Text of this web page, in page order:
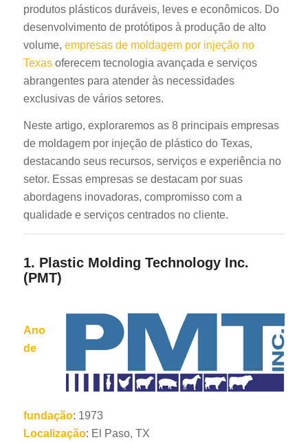
produtos plásticos duráveis, leves e econômicos. Do
desenvolvimento de protótipos à produção de alto
volume, empresas de moldagem por injeção no
Texasoferecem tecnologia avançada e serviços
abrangentes para atender às necessidades
exclusivas de vários setores.
Neste artigo, exploraremos as 8 principais empresas
de moldagem por injeção de plástico do Texas,
destacando seus recursos, serviços e experiência no
setor. Essas empresas se destacam por suas
abordagens inovadoras, compromisso com a
qualidade e serviços centrados no cliente.
1. Plastic Molding Technology Inc.
(PMT)
Ano
de
fundação: 1973
Localização: El Paso, TX